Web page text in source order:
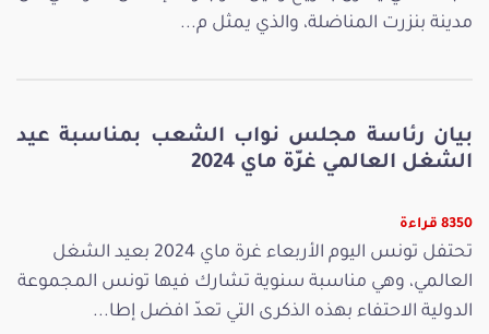
مدينة بنزرت المناضلة، والذي يمثل م...
بيان رئاسة مجلس نواب الشعب بمناسبة عيد
الشغل العالمي غرّة ماي 2024
8350 قراءة
تحتفل تونس اليوم الأربعاء غرة ماي 2024 بعيد الشغل
العالمي، وهي مناسبة سنوية تشارك فيها تونس المجموعة
الدولية الاحتفاء بهذه الذكرى التي تعدّ افضل إطا...